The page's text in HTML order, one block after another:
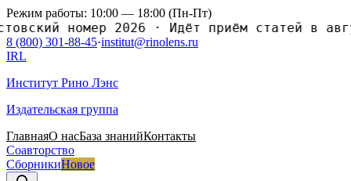
Режим работы: 10:00 — 18:00 (Пн-Пт)
номер 2026·Идёт приём статей в
8 (800) 301-88-45·institut@rinolens.ru
IRL
Институт Рино Лэнс
Издательская группа
ГлавнаяО насБаза знанийКонтакты
Соавторство
СборникиНовое